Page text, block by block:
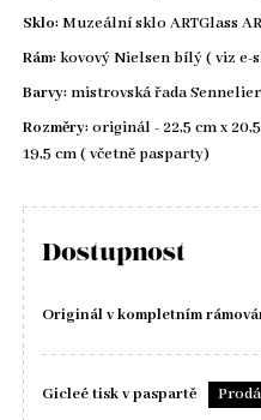
Sklo:Muzeální sklo ARTGlass
Rám:kovový Nielsen bílý ( viz e-
Barvy: mistrovská řada Sennelier
Rozměry:originál - 22,5 cm x
19,5 cm ( včetně pasparty)
Dostupnost
Originál v kompletním
Gicleé tisk v paspartě